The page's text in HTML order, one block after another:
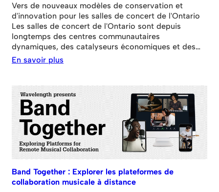
Vers de nouveaux modèles de conservation et
d'innovation pour les salles de concert de l'Ontario
Les salles de concert de l'Ontario sont depuis
longtemps des centres communautaires
dynamiques, des catalyseurs économiques et des
enclaves culturelles. Ces pôles essentiels de notre
écosystème musical contribuent considérablement à
écosystème se trouve à un tournant crucial.
Musiciens, diffuseurs et propriétaires de salles de
concert
En savoir plus
Band Together : Explorer les plateformes de
collaboration musicale à distance